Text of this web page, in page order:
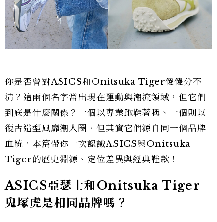
你是否曾對ASICS和Onitsuka Tiger傻傻分不
清？這兩個名字常出現在運動與潮流領域，但它們
到底是什麼關係？一個以專業跑鞋著稱、一個則以
復古造型風靡潮人圈，但其實它們源自同一個品牌
血統，本篇帶你一次認識ASICS與Onitsuka
Tiger的歷史淵源、定位差異與經典鞋款！
ASICS亞瑟士和Onitsuka Tiger
鬼塚虎是相同品牌嗎？